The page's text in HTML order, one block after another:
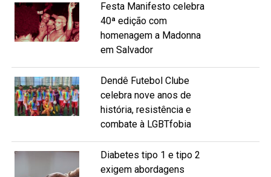
Festa Manifesto celebra
40ª edição com
homenagem a Madonna
em Salvador
Dendê Futebol Clube
celebra nove anos de
história, resistência e
combate à LGBTfobia
Diabetes tipo 1 e tipo 2
exigem abordagens